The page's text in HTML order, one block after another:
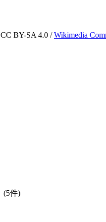
CC BY-SA 4.0 / Wikimedia
(5件)